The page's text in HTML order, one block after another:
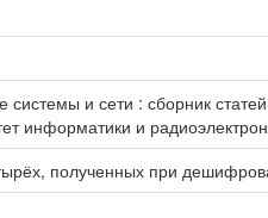
и сети : сборник
информатики и
полученных при